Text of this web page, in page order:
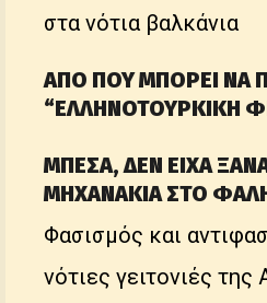
στα νότια βαλκάνια
ΑΠΟ ΠΟΥ ΜΠΟΡΕΙ ΝΑ
“ΕΛΛΗΝΟΤΟΥΡΚΙΚΗ
ΜΠΕΣΑ, ΔΕΝ ΕΙΧΑ
ΜΗΧΑΝΑΚΙΑ ΣΤΟ
Φασισμός και
νότιες γειτονιές της